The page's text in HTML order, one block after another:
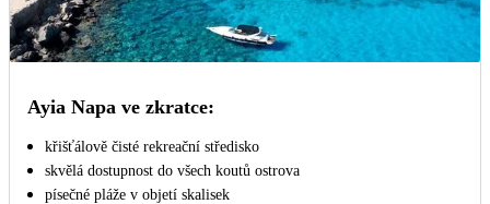
Ayia Napa ve zkratce:
křišťálově čisté rekreační středisko
skvělá dostupnost do všech koutů ostrova
písečné pláže v objetí skalisek